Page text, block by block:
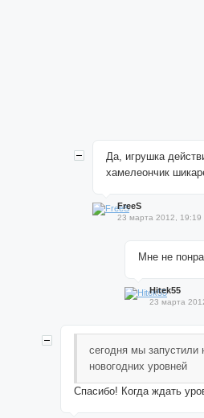
Да, игрушка
хамелеончик
FreeS
23 марта 2012, 19:19
Мне не
Hitek55
23 марта
сегодня мы
новогодних уровней
Спасибо! Когда ждать